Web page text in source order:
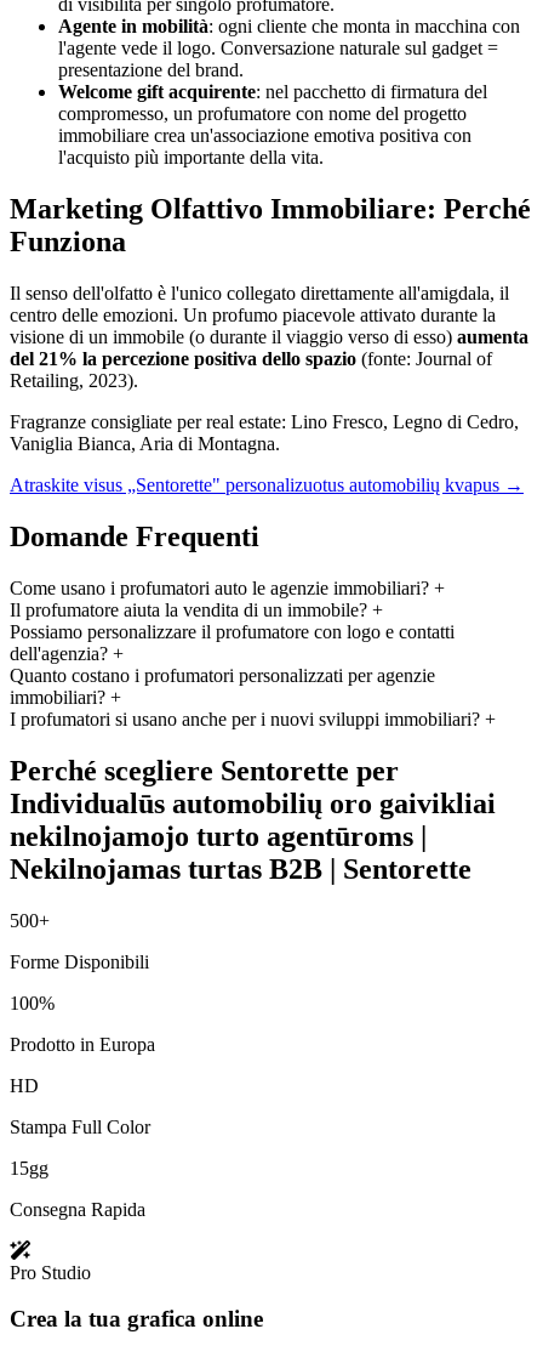
di visibilità per singolo profumatore.
Agente in mobilità: ogni cliente che monta in macchina con
l'agente vede il logo. Conversazione naturale sul gadget =
presentazione del brand.
Welcome gift acquirente: nel pacchetto di firmatura del
compromesso, un profumatore con nome del progetto
immobiliare crea un'associazione emotiva positiva con
l'acquisto più importante della vita.
Marketing Olfattivo Immobiliare: Perché
Funziona
Il senso dell'olfatto è l'unico collegato direttamente all'amigdala, il
centro delle emozioni. Un profumo piacevole attivato durante la
visione di un immobile (o durante il viaggio verso di esso) aumenta
del 21% la percezione positiva dello spazio (fonte: Journal of
Retailing, 2023).
Fragranze consigliate per real estate: Lino Fresco, Legno di Cedro,
Vaniglia Bianca, Aria di Montagna.
Atraskite visus „Sentorette" personalizuotus automobilių kvapus →
Domande Frequenti
Come usano i profumatori auto le agenzie immobiliari? +
Il profumatore aiuta la vendita di un immobile? +
Possiamo personalizzare il profumatore con logo e contatti
dell'agenzia? +
Quanto costano i profumatori personalizzati per agenzie
immobiliari? +
I profumatori si usano anche per i nuovi sviluppi immobiliari? +
Perché scegliere Sentorette per
Individualūs automobilių oro gaivikliai
nekilnojamojo turto agentūroms |
Nekilnojamas turtas B2B | Sentorette
500+
Forme Disponibili
100%
Prodotto in Europa
HD
Stampa Full Color
15gg
Consegna Rapida
Pro Studio
Crea la tua grafica online